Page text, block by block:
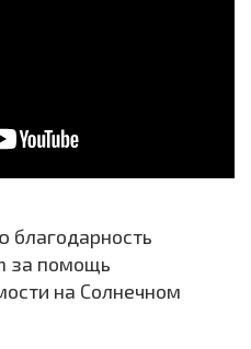
благодарность
за помощь
на Солнечном